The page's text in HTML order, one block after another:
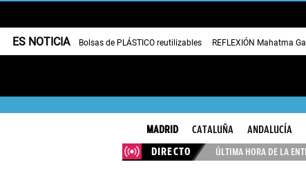
ES NOTICIA Bolsas de PLÁSTICO reutilizables REFLEXIÓN Mahatma
MADRID CATALUÑA ANDALUCÍA
DIRECTO
ÚLTIMA HORA DE LA